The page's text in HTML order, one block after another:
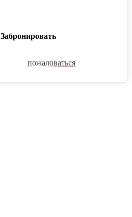
Забронировать
пожаловаться